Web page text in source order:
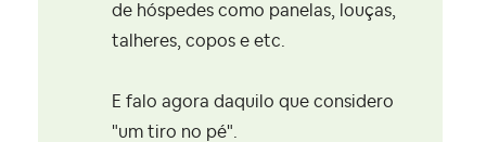
de hóspedes como panelas, louças,
talheres, copos e etc.
E falo agora daquilo que considero
"um tiro no pé".